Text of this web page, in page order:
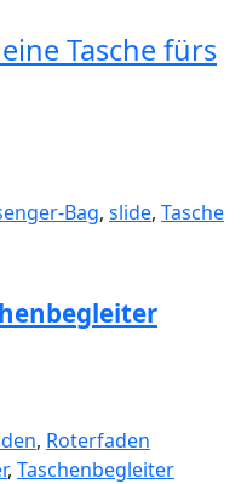
Tasche fürs
Bag, slide, Tasche
, Roterfaden
, Taschenbegleiter